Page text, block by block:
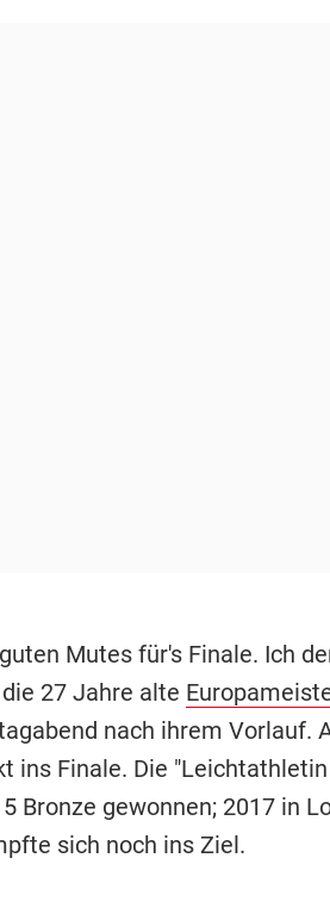
Mutes für's Finale. Ich
27 Jahre alte
nach ihrem Vorlauf.
ins Finale. Die
Bronze gewonnen; 2017 in
sich noch ins Ziel.